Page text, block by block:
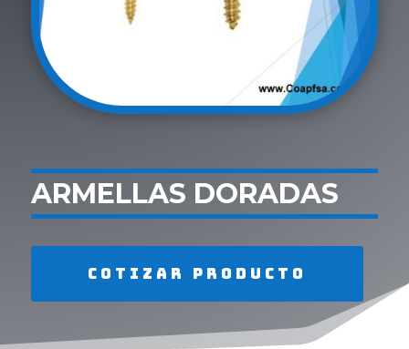
ARMELLAS DORADAS
Cotizar producto